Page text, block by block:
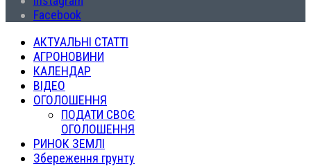
Facebook
АКТУАЛЬНІ СТАТТІ
АГРОНОВИНИ
КАЛЕНДАР
ВІДЕО
ОГОЛОШЕННЯ
ПОДАТИ СВОЄ
ОГОЛОШЕННЯ
РИНОК ЗЕМЛІ
Збереження грунту